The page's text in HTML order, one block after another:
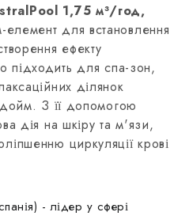
1,75 м³/год,
для встановлення
ефекту
підходить для спа-зон,
ділянок
З її допомогою
дія на шкіру та м'язи,
циркуляції крові
- лідер у сфері